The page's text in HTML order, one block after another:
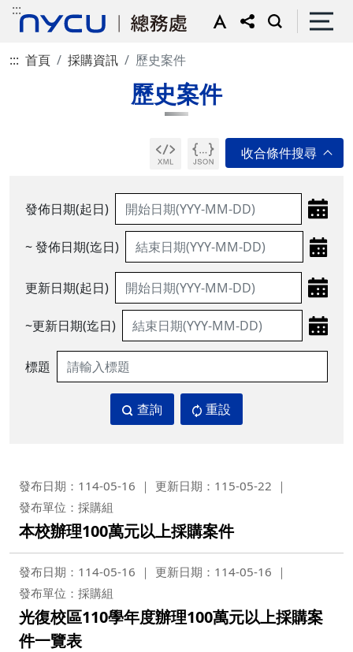
:::
::: 首頁 採購資訊 歷史案件
歷史案件
發佈日期(起日)
~ 發佈日期(迄日)
更新日期(起日)
~更新日期(迄日)
標題
查詢 重設
發布日期：114-05-16
更新日期：115-05-22
發布單位：採購組
本校辦理100萬元以上採購案件
發布日期：114-05-16
更新日期：114-05-16
發布單位：採購組
光復校區110學年度辦理100萬元以上採購案
件一覽表